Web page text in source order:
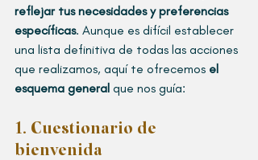
reflejar tus necesidades y preferencias
específicas. Aunque es difícil establecer
una lista definitiva de todas las acciones
que realizamos, aquí te ofrecemos el
esquema general que nos guía:
1. Cuestionario de
bienvenida